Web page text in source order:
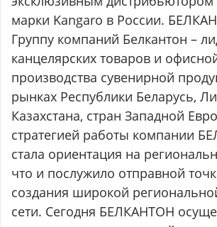
марки Kangaro в России.
Группу компаний Белкантон –
канцелярских товаров и
производства сувенирной
рынках Республики Беларусь,
Казахстана, стран Западной
стратегией работы компании
стала ориентация на
что и послужило отправной
создания широкой
сети. Сегодня БЕЛКАНТОН